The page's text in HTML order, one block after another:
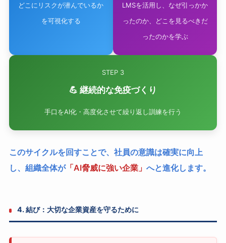
どこにリスクが潜んでいるか
を可視化する
LMSを活用し、なぜ引っかか
ったのか、どこを見るべきだ
ったのかを学ぶ
STEP 3
💪 継続的な免疫づくり
手口をAI化・高度化させて繰り返し訓練を行う
このサイクルを回すことで、社員の意識は確実に向上
し、組織全体が「AI脅威に強い企業」 へと進化します。
4. 結び：大切な企業資産を守るために